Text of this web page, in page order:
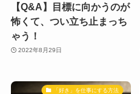
【Q&A】目標に向かうのが
怖くて、つい立ち止まっち
ゃう！
2022年8月29日
「好き」を仕事にする方法